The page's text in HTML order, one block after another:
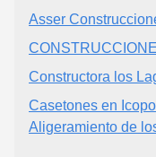
Asser
Constructora los
Casetones en
Aligeramiento de